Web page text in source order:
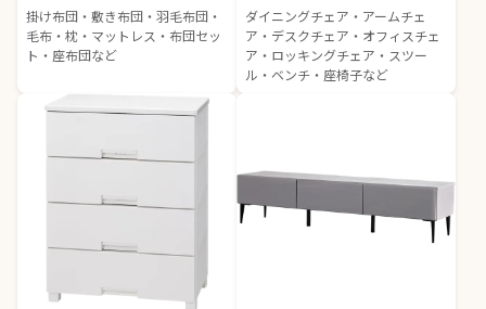
掛け布団・敷き布団・羽毛布団・
毛布・枕・マットレス・布団セッ
ト・座布団など
ダイニングチェア・アームチェ
ア・デスクチェア・オフィスチェ
ア・ロッキングチェア・スツー
ル・ベンチ・座椅子など